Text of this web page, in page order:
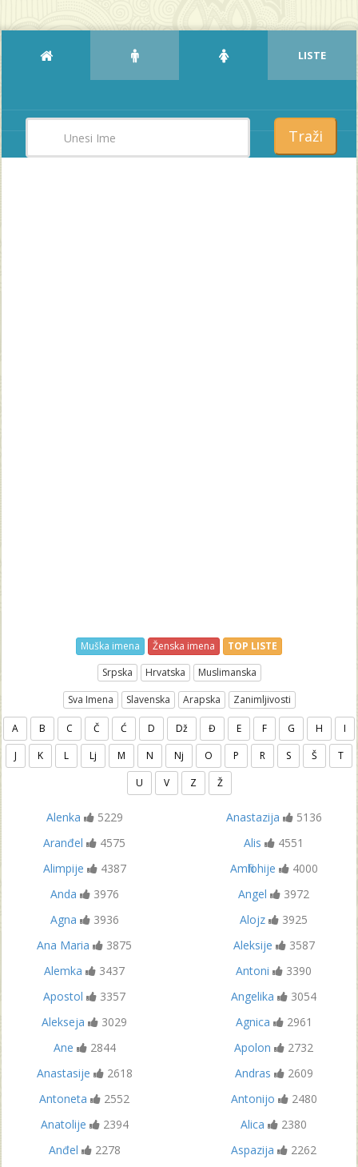
LISTE
Traži
Muška imena Ženska imena
TOP LISTE
Srpska
Hrvatska
Muslimanska
Sva Imena
Slavenska Arapska Zanimljivosti
A B C Č Ć D Dž Đ E F G H
I
J
K L Lj M N Nj O P R S Š
T
U
V Z Ž
Alenka 5229 Anastazija
5136
Aranđel
4575 Alis
4551
Alimpije
4387 Amfilohije
4000
Anda
3976 Angel
3972
Agna
3936 Alojz
3925
Ana Maria
3875 Aleksije
3587
Alemka
3437 Antoni
3390
Apostol
3357 Angelika
3054
Alekseja
3029 Agnica
2961
Ane
2844 Apolon
2732
Anastasije
2618 Andras
2609
Antoneta
2552 Antonijo
2480
Anatolije
2394 Alica
2380
Anđel
2278 Aspazija
2262